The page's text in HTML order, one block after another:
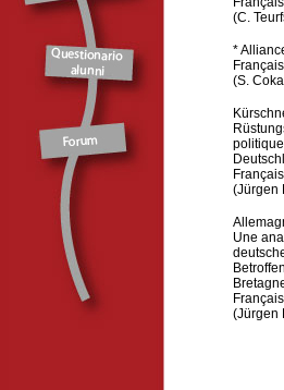
(C.
*
Français
(S.
Français
(Jürgen
Une
(Jürgen